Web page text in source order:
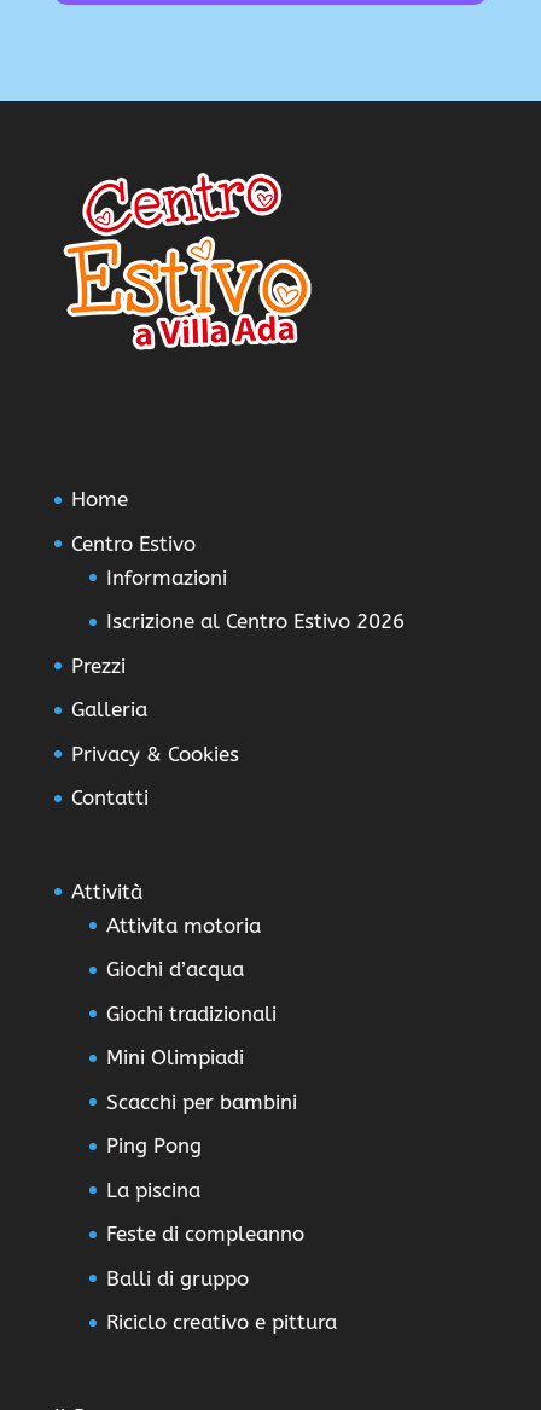
Home
Centro Estivo
Informazioni
Iscrizione al Centro Estivo 2026
Prezzi
Galleria
Privacy & Cookies
Contatti
Attività
Attivita motoria
Giochi d’acqua
Giochi tradizionali
Mini Olimpiadi
Scacchi per bambini
Ping Pong
La piscina
Feste di compleanno
Balli di gruppo
Riciclo creativo e pittura